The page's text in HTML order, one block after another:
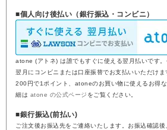
■個人向け後払い（銀行振込・コンビニ）
atone (アトネ) は誰でもすぐに使える翌月払いです。
翌月にコンビニまたは口座振替でお支払いいただけま
200円で1ポイント、atoneのお買い物に使えるお得
細は atone の公式ページ をご覧ください。
■銀行振込(前払い)
ご注文後お振込先をご連絡いたします。お振込確認後